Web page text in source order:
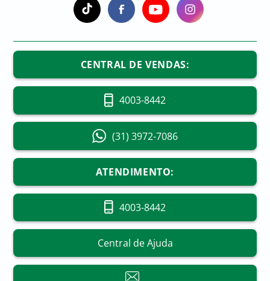
CENTRAL DE VENDAS:
4003-8442
(31) 3972-7086
ATENDIMENTO:
4003-8442
Central de Ajuda